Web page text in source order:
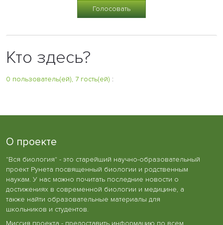
Кто здесь?
0 пользователь(ей), 7 гость(ей) :
О проекте
"Вся биология" - это старейший научно-образовательный
проект Рунета посвященный биологии и родственным
наукам. У нас можно почитать последние новости о
достижениях в современной биологии и медицине, а
также найти образовательные материалы для
школьников и студентов.
Миссия проекта - предоставить информацию по всем